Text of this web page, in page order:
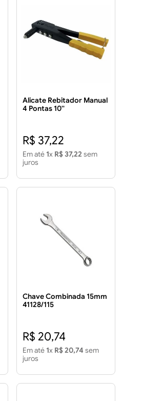
Alicate Rebitador Manual
4 Pontas 10''
R$ 37,22
Em até 1x R$ 37,22 sem
juros
Chave Combinada 15mm
41128/115
R$ 20,74
Em até 1x R$ 20,74 sem
juros